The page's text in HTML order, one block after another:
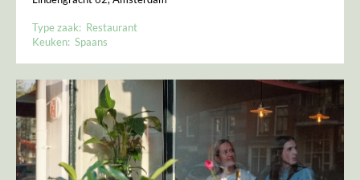
Type zaak: Restaurant
Keuken: Spaans